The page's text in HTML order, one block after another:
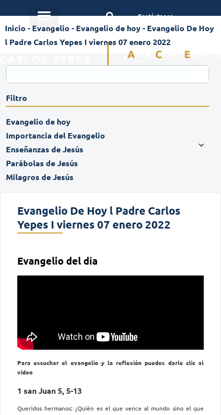
Contáctanos
Inicio - Evangelio - Evangelio de hoy- Evangelio De Hoy
l Padre Carlos Yepes I viernes 07 enero 2022
Filtro
Evangelio de hoy
Importancia del Evangelio
Enseñanzas de Jesús
Parábolas de Jesús
Milagros de Jesús
Evangelio De Hoy l Padre Carlos
Yepes I viernes 07 enero 2022
Evangelio del día
Para escuchar el evangelio y la reflexión puedes darle clic al
video
1 san Juan 5, 5-13
Queridos hermanos: ¿Quién es el que vence al mundo sino el que